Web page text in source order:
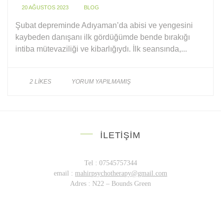
20 AĞUSTOS 2023 BLOG
Şubat depreminde Adıyaman’da abisi ve yengesini
kaybeden danışanı ilk gördüğümde bende bırakığı
intiba mütevaziliği ve kibarlığıydı. İlk seansında,...
2 LIKES YORUM YAPILMAMIŞ
İLETIŞIM
Tel : 07545757344
email : mahirpsychotherapy@gmail.com
Adres : N22 – Bounds Green